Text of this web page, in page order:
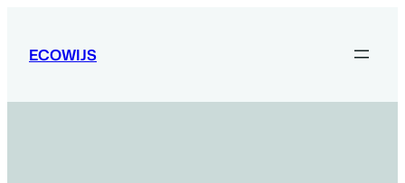
ECOWIJS